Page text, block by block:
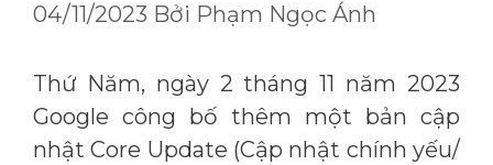
04/11/2023 Bởi Phạm Ngọc Ánh
Thứ Năm, ngày 2 tháng 11 năm 2023
Google công bố thêm một bản cập
nhật Core Update (Cập nhật chính yếu/